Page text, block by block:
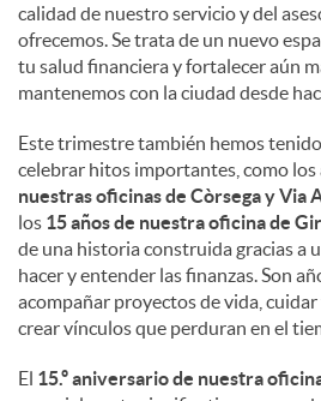
calidad de nuestro servicio y del
ofrecemos. Se trata de un nuevo
tu salud financiera y fortalecer aún
mantenemos con la ciudad desde
Este trimestre también hemos
celebrar hitos importantes, como los
nuestras oficinas de Còrsega y Via
los 15 años de nuestra oficina de
de una historia construida gracias a
hacer y entender las finanzas. Son
acompañar proyectos de vida,
crear vínculos que perduran en el
El 15.º aniversario de nuestra